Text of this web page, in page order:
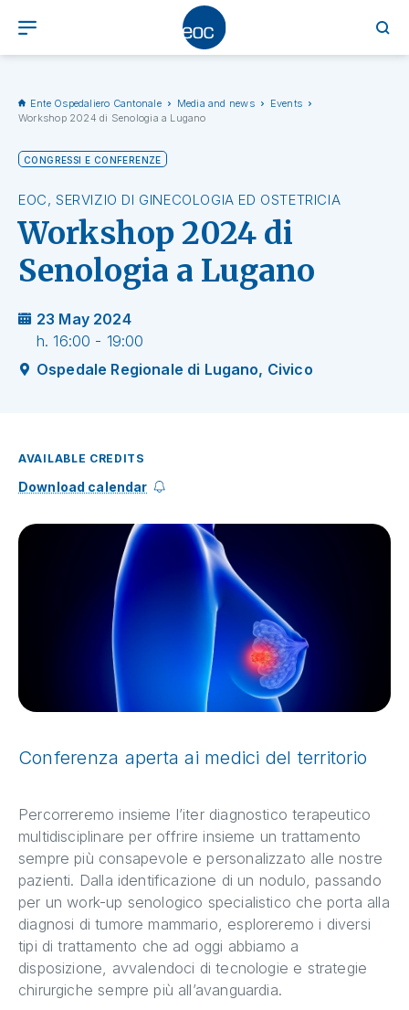
Ente Ospedaliero Cantonale Media and news
Events
Workshop 2024 di Senologia a Lugano
CONGRESSI E CONFERENZE
EOC, SERVIZIO DI GINECOLOGIA ED OSTETRICIA
Workshop 2024 di
Senologia a Lugano
23 May 2024
h. 16:00 - 19:00
Ospedale Regionale di Lugano, Civico
AVAILABLE CREDITS
Download calendar
Conferenza aperta ai medici del territorio
Percorreremo insieme l’iter diagnostico terapeutico
multidisciplinare per offrire insieme un trattamento
sempre più consapevole e personalizzato alle nostre
pazienti. Dalla identificazione di un nodulo, passando
per un work-up senologico specialistico che porta alla
diagnosi di tumore mammario, esploreremo i diversi
tipi di trattamento che ad oggi abbiamo a
disposizione, avvalendoci di tecnologie e strategie
chirurgiche sempre più all’avanguardia.